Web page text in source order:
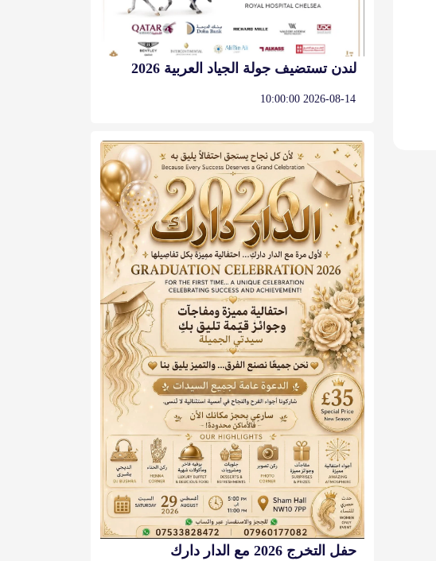
لندن تستضيف جولة الجياد العربية 2026
2026-08-14 10:00:00
حفل التخرج 2026 مع الدار دارك